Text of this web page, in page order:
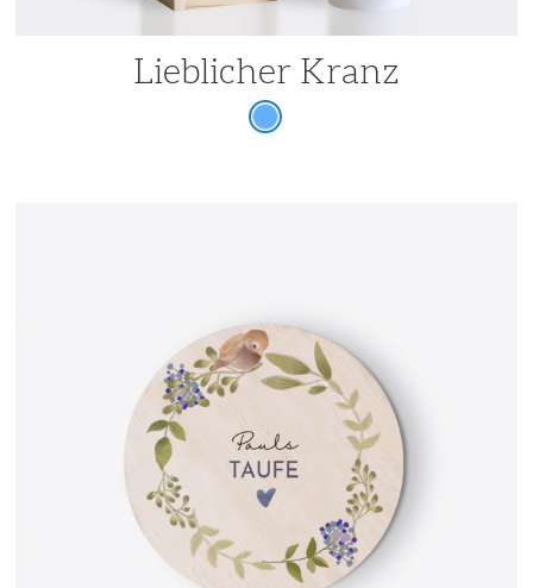
Lieblicher Kranz